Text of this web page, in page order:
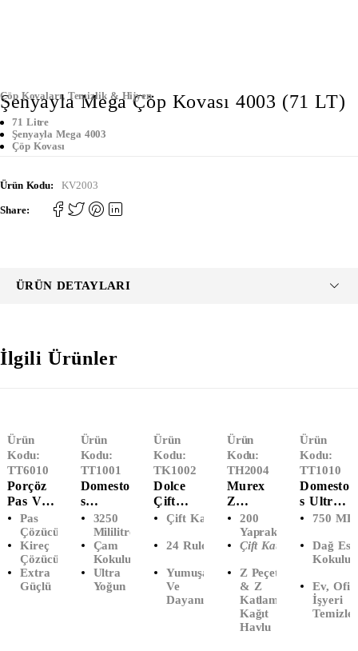
Çöp Kovaları, Temizlik & Hijyen
Şenyayla Mega Çöp Kovası 4003 (71 LT)
71 Litre
Şenyayla Mega 4003
Çöp Kovası
Ürün Kodu: KV2003
Share:
ÜRÜN DETAYLARI
İlgili Ürünler
Ürün
Kodu:
TT6010
Porçöz
Pas Ve
Kireç
Sökücü
(1 LT)
Pas
Çözücü
Kireç
Çözücü
Extra
Güçlü
Ürün
Kodu:
TT1001
Domesto
S
Çamaşır
Suyu
Çam
Ferahlığ
I (3240
ML)
3250
Mililitre
Çam
Kokulu
Ultra
Yoğun
Ürün
Kodu:
TK1002
Dolce
Çift
Katlı
Kağıdı
Çift Katlı
24 Rulo
Yumuşak
Ve
Dayanıklı
Ürün
Kodu:
TH2004
Murex
Z
Katlama
Kağıt
Havlu
200
Yaprak
Çift Katlı
Z Peçete
& Z
Katlama
Kağıt
Havlu
Ürün
Kodu:
TT1010
Domesto
S Ultra
Yoğun
Suyu
Dağ
(750
ML)
750 ML
Dağ
Kokulu
Ev, Ofis,
İşyeri